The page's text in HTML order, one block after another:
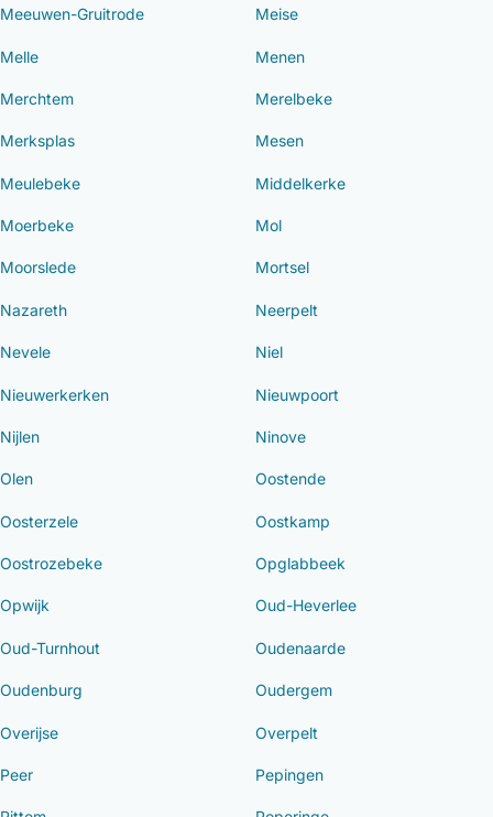
Meeuwen-Gruitrode Meise
Melle Menen
Merchtem Merelbeke
Merksplas Mesen
Meulebeke Middelkerke
Moerbeke Mol
Moorslede Mortsel
Nazareth Neerpelt
Nevele Niel
Nieuwerkerken Nieuwpoort
Nijlen Ninove
Olen Oostende
Oosterzele Oostkamp
Oostrozebeke Opglabbeek
Opwijk Oud-Heverlee
Oud-Turnhout Oudenaarde
Oudenburg Oudergem
Overijse Overpelt
Peer Pepingen